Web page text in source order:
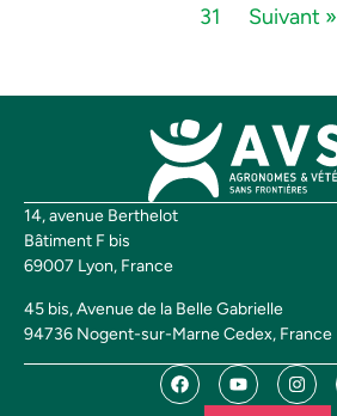
31
Suivant »
14, avenue Berthelot
Bâtiment F bis
69007 Lyon, France
45 bis, Avenue de la Belle Gabrielle
94736 Nogent-sur-Marne Cedex, France